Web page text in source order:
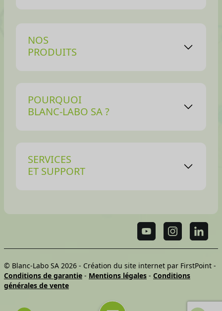
NOS
PRODUITS
POURQUOI
BLANC-LABO SA ?
SERVICES
ET SUPPORT
© Blanc-Labo SA 2026 - Création du site internet par FirstPoint -
Conditions de garantie - Mentions légales - Conditions
générales de vente